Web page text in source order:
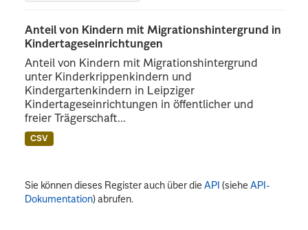
Anteil von Kindern mit Migrationshintergrund in
Kindertageseinrichtungen
Anteil von Kindern mit Migrationshintergrund
unter Kinderkrippenkindern und
Kindergartenkindern in Leipziger
Kindertageseinrichtungen in öffentlicher und
freier Trägerschaft...
CSV
Sie können dieses Register auch über dieAPI (sieheAPI-
Dokumentation) abrufen.